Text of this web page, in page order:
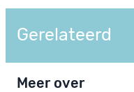
Gerelateerd
Meer over